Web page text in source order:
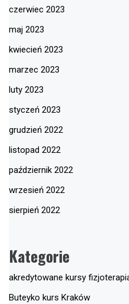
czerwiec 2023
maj 2023
kwiecień 2023
marzec 2023
luty 2023
styczeń 2023
grudzień 2022
listopad 2022
październik 2022
wrzesień 2022
sierpień 2022
Kategorie
akredytowane kursy
Buteyko kurs Kraków